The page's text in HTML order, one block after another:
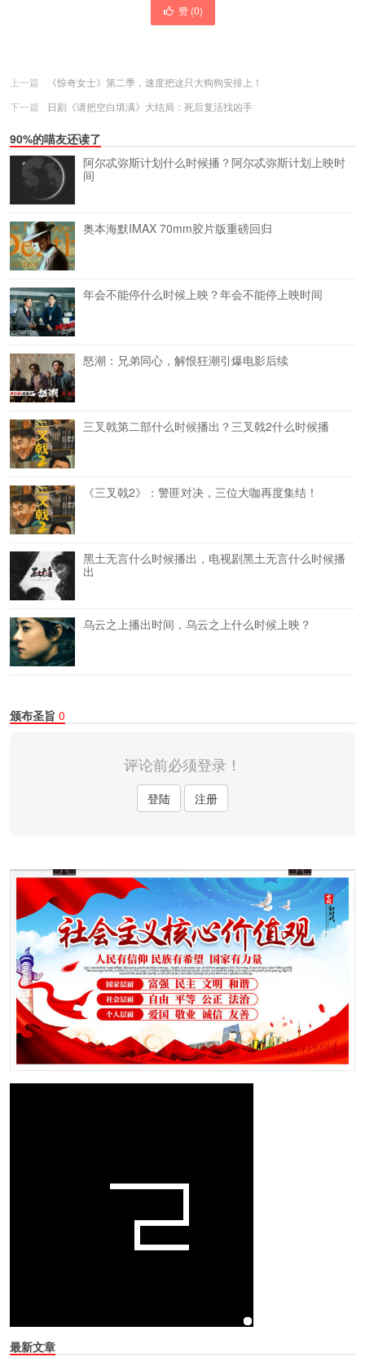
赞 (0)
上一篇
《惊奇女士》第二季，速度把这只大狗狗安排上！
下一篇
日剧《请把空白填满》大结局：死后复活找凶手
90%的喵友还读了
阿尔忒弥斯计划什么时候播？阿尔忒弥斯计划上映时
间
奥本海默IMAX 70mm胶片版重磅回归
年会不能停什么时候上映？年会不能停上映时间
怒潮：兄弟同心，解恨狂潮引爆电影后续
三叉戟第二部什么时候播出？三叉戟2什么时候播
《三叉戟2》：警匪对决，三位大咖再度集结！
黑土无言什么时候播出，电视剧黑土无言什么时候播
出
乌云之上播出时间，乌云之上什么时候上映？
颁布圣旨 0
评论前必须登录！
登陆 注册
最新文章